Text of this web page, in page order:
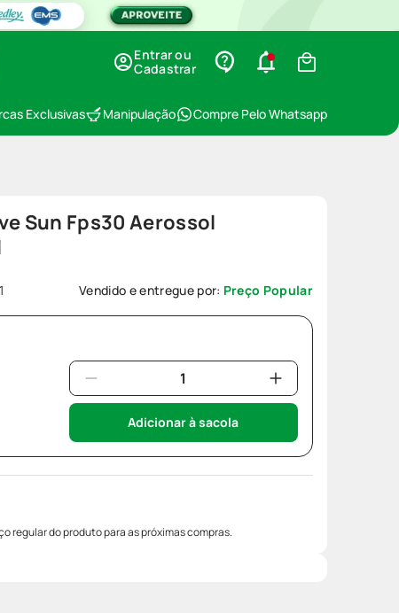
Entrar ou
Cadastrar
Exclusivas Manipulação Compre Pelo Whatsapp
Sun Fps30 Aerossol
Vendido e entregue por: Preço Popular
Adicionar à sacola
regular do produto para as próximas compras.